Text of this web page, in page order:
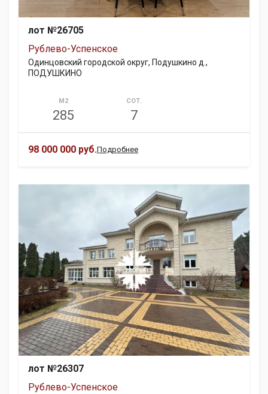
лот №26705
Рублево-Успенское
Одинцовский городской округ, Подушкино д.,
ПОДУШКИНО
М2
285
СОТ.
7
98 000 000 руб.Подробнее
лот №26307
Рублево-Успенское